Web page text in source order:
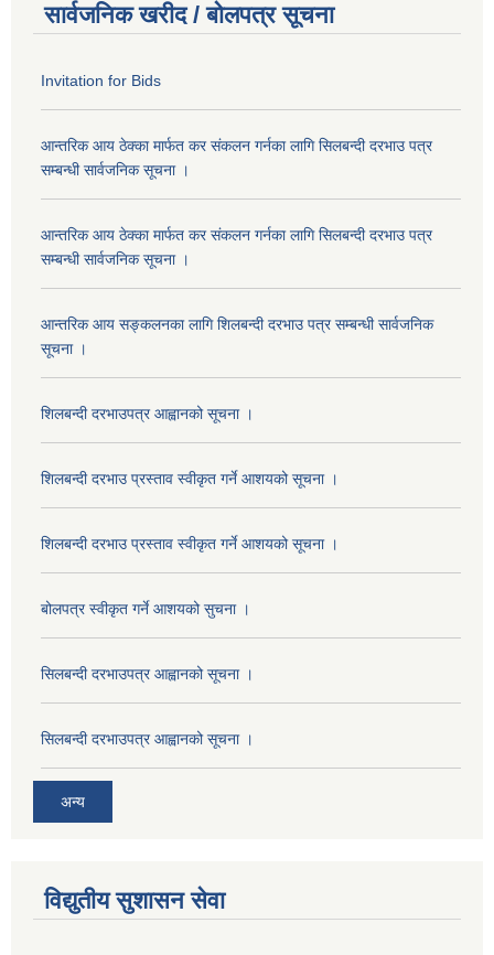
सार्वजनिक खरीद / बोलपत्र सूचना
Invitation for Bids
आन्तरिक आय ठेक्का मार्फत कर संकलन गर्नका लागि सिलबन्दी दरभाउ पत्र
सम्बन्धी सार्वजनिक सूचना ।
आन्तरिक आय ठेक्का मार्फत कर संकलन गर्नका लागि सिलबन्दी दरभाउ पत्र
सम्बन्धी सार्वजनिक सूचना ।
आन्तरिक आय सङ्कलनका लागि शिलबन्दी दरभाउ पत्र सम्बन्धी सार्वजनिक
सूचना ।
शिलबन्दी दरभाउपत्र आह्वानको सूचना ।
शिलबन्दी दरभाउ प्रस्ताव स्वीकृत गर्ने आशयको सूचना ।
शिलबन्दी दरभाउ प्रस्ताव स्वीकृत गर्ने आशयको सूचना ।
बोलपत्र स्वीकृत गर्ने आशयको सुचना ।
सिलबन्दी दरभाउपत्र आह्वानको सूचना ।
सिलबन्दी दरभाउपत्र आह्वानको सूचना ।
अन्य
विद्युतीय सुशासन सेवा